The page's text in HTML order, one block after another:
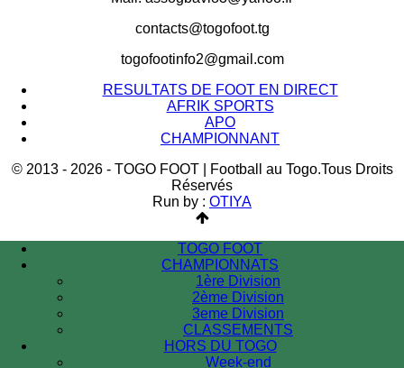
contacts@togofoot.tg
togofootinfo2@gmail.com
RESULTATS DE FOOT EN DIRECT
AFRIK SPORTS
APO
CHAMPIONNANT
© 2013 - 2026 - TOGO FOOT | Football au Togo.Tous Droits
Réservés
Run by : OTIYA
TOGO FOOT
CHAMPIONNATS
1ère Division
2ème Division
3eme Division
CLASSEMENTS
HORS DU TOGO
Week-end